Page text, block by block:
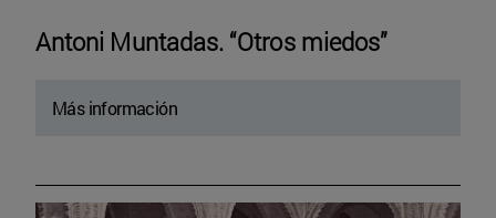
Antoni Muntadas. “Otros miedos”
Más información